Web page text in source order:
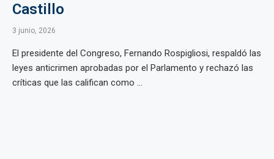
Castillo
3 junio, 2026
El presidente del Congreso, Fernando Rospigliosi, respaldó las
leyes anticrimen aprobadas por el Parlamento y rechazó las
críticas que las califican como ...